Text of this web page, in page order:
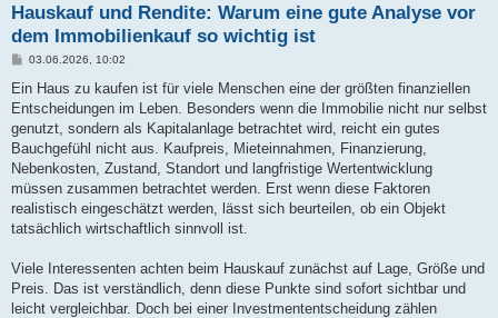
Hauskauf und Rendite: Warum eine gute Analyse vor
dem Immobilienkauf so wichtig ist
B
i
r
a
03.06.2026, 10:02
Ein Haus zu kaufen ist für viele Menschen eine der größten finanziellen
Entscheidungen im Leben. Besonders wenn die Immobilie nicht nur selbst
genutzt, sondern als Kapitalanlage betrachtet wird, reicht ein gutes
Bauchgefühl nicht aus. Kaufpreis, Mieteinnahmen, Finanzierung,
Nebenkosten, Zustand, Standort und langfristige Wertentwicklung
müssen zusammen betrachtet werden. Erst wenn diese Faktoren
realistisch eingeschätzt werden, lässt sich beurteilen, ob ein Objekt
tatsächlich wirtschaftlich sinnvoll ist.
Viele Interessenten achten beim Hauskauf zunächst auf Lage, Größe und
Preis. Das ist verständlich, denn diese Punkte sind sofort sichtbar und
leicht vergleichbar. Doch bei einer Investmententscheidung zählen